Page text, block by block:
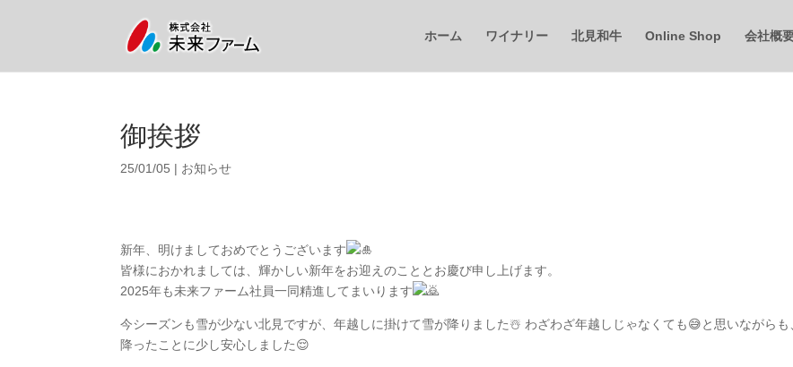
ホーム ワイナリー 北見和牛 Online Shop 会社概
御挨拶
25/01/05 | お知らせ
新年、明けましておめでとうございます
皆様におかれましては、輝かしい新年をお迎えのこととお慶び申し上げます。
2025年も未来ファーム社員一同精進してまいります
今シーズンも雪が少ない北見ですが、年越しに掛けて雪が降りました☃️ わざわざ年越しじゃなくても😅と思いながらも
降ったことに少し安心しました😌